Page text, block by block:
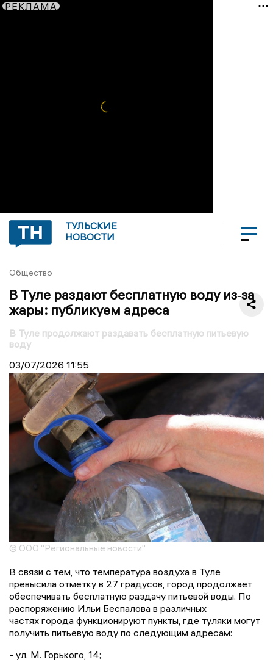
РЕКЛАМА
ТУЛЬСКИЕ
НОВОСТИ
Общество
В Туле раздают бесплатную воду из‑за
жары: публикуем адреса
В Туле продолжают раздавать бесплатную питьевую
воду
03/07/2026 11:55
© ООО "Региональные новости"
В связи с тем, что температура воздуха в Туле
превысила отметку в 27 градусов, город продолжает
обеспечивать бесплатную раздачу питьевой воды. По
распоряжению Ильи Беспалова в различных
частях города функционируют пункты, где туляки могут
получить питьевую воду по следующим адресам:
- ул. М. Горького, 14;